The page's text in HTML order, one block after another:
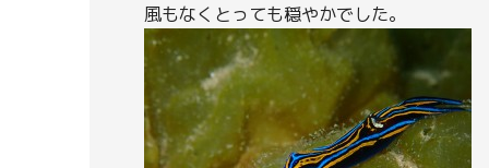
風もなくとっても穏やかでした。